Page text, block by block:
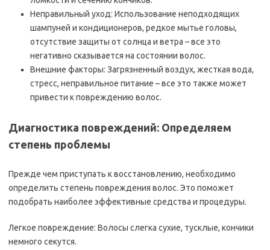
Неправильный уход: Использование неподходящих
шампуней и кондиционеров, редкое мытье головы,
отсутствие защиты от солнца и ветра – все это
негативно сказывается на состоянии волос.
Внешние факторы: Загрязненный воздух, жесткая вода,
стресс, неправильное питание – все это также может
привести к повреждению волос.
Диагностика повреждений: Определяем
степень проблемы
Прежде чем приступать к восстановлению, необходимо
определить степень повреждения волос. Это поможет
подобрать наиболее эффективные средства и процедуры.
Легкое повреждение: Волосы слегка сухие, тусклые, кончики
немного секутся.